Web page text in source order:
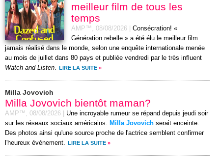
meilleur film de tous les
temps
AMP™, 08/08/2026
Consécration! «
Génération rebelle » a été élu le meilleur film
jamais réalisé dans le monde, selon une enquête internationale menée
au mois de juillet dans 80 pays et publiée vendredi par le très influent
Watch and Listen. LIRE LA SUITE »
Milla Jovovich
Milla Jovovich bientôt maman?
AMP™, 08/08/2026
Une incroyable rumeur se répand depuis jeudi soir
sur les réseaux sociaux américains: Milla Jovovich serait enceinte.
Des photos ainsi qu'une source proche de l'actrice semblent confirmer
l'heureux événement.
LIRE LA SUITE »